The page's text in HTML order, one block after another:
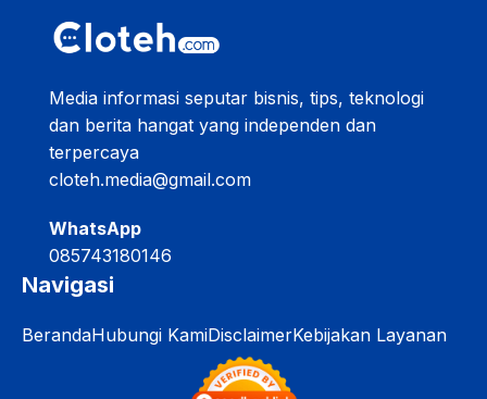
Media informasi seputar bisnis, tips, teknologi
dan berita hangat yang independen dan
terpercaya
cloteh.media@gmail.com
WhatsApp
085743180146
Navigasi
BerandaHubungi KamiDisclaimerKebijakan Layanan